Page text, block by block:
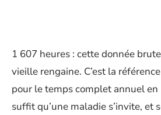
1 607 heures : cette donnée brute
vieille rengaine. C’est la
pour le temps complet annuel
suffit qu’une maladie s’invite, et